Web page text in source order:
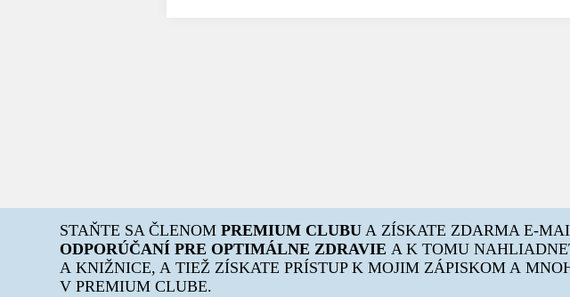
STAŇTE SA ČLENOMPREMIUM CLUBU A ZÍSKATE ZDARMA E-
ODPORÚČANÍ PRE OPTIMÁLNE ZDRAVIE A K TOMU
A KNIŽNICE, A TIEŽ ZÍSKATE PRÍSTUP K MOJIM ZÁPISKOM A
V PREMIUM CLUBE.